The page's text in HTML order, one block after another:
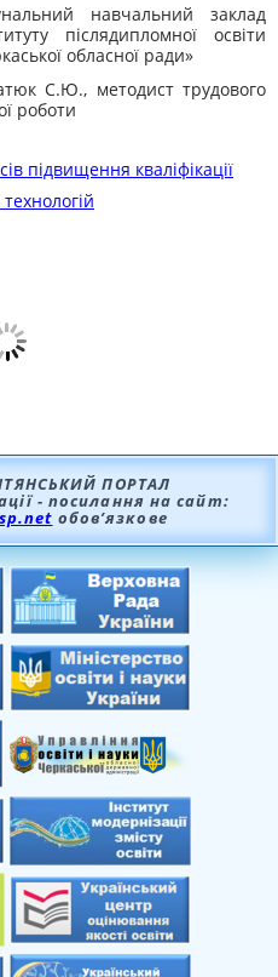
навчальний заклад
післядипломної освіти
обласної ради»
С.Ю., методист трудового
роботи
підвищення кваліфікації
ПОРТАЛ
- посилання на сайт:
обов’язкове